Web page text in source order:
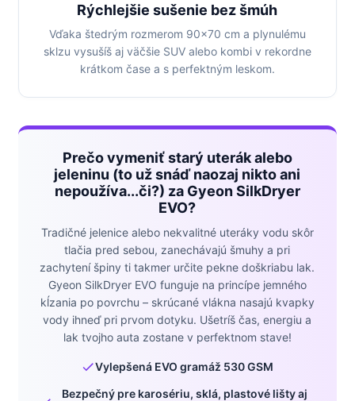
Rýchlejšie sušenie bez šmúh
Vďaka štedrým rozmerom 90x70 cm a plynulému
sklzu vysušíš aj väčšie SUV alebo kombi v rekordne
krátkom čase a s perfektným leskom.
Prečo vymeniť starý uterák alebo
jeleninu (to už snáď naozaj nikto ani
nepoužíva...či?) za Gyeon SilkDryer
EVO?
Tradičné jelenice alebo nekvalitné uteráky vodu skôr
tlačia pred sebou, zanechávajú šmuhy a pri
zachytení špiny ti takmer určite pekne doškriabu lak.
Gyeon SilkDryer EVO funguje na princípe jemného
kĺzania po povrchu – skrúcané vlákna nasajú kvapky
vody ihneď pri prvom dotyku. Ušetríš čas, energiu a
lak tvojho auta zostane v perfektnom stave!
Vylepšená EVO gramáž 530 GSM
Bezpečný pre karosériu, sklá, plastové lišty aj